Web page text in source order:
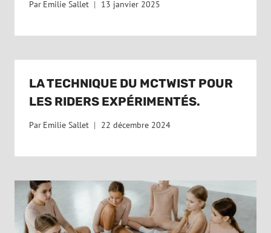
Par Emilie Sallet 13 janvier 2025
LA TECHNIQUE DU MCTWIST POUR
LES RIDERS EXPÉRIMENTÉS.
Par Emilie Sallet 22 décembre 2024